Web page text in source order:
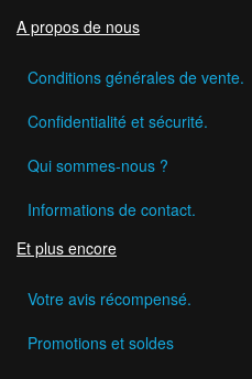
A propos de nous
Conditions générales de vente.
Confidentialité et sécurité.
Qui sommes-nous ?
Informations de contact.
Et plus encore
Votre avis récompensé.
Promotions et soldes